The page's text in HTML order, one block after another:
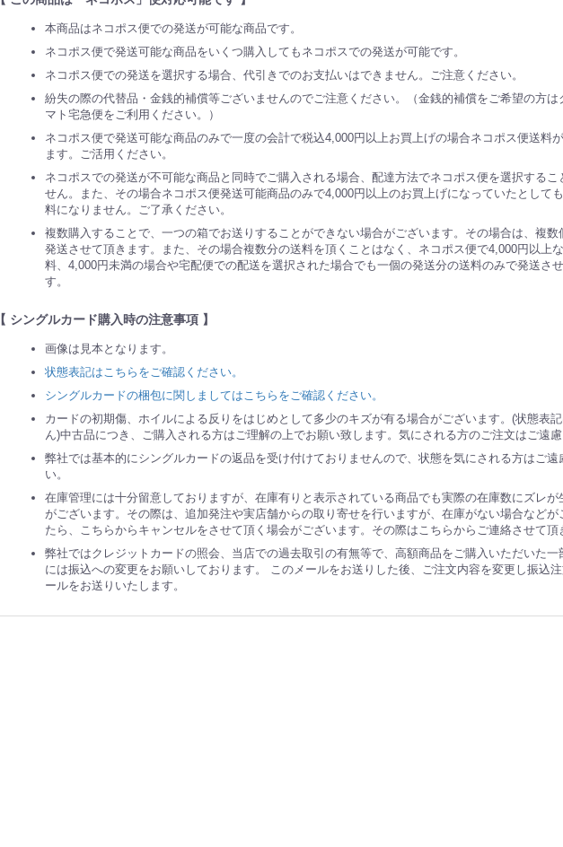
本商品はネコポス便での発送が可能な商品です。
ネコポス便で発送可能な商品をいくつ購入してもネコポスでの発送が可能です。
ネコポス便での発送を選択する場合、代引きでのお支払いはできません。ご注意ください。
紛失の際の代替品・金銭的補償等ございませんのでご注意ください。（金銭的補償をご希望の方は
マト宅急便をご利用ください。）
ネコポス便で発送可能な商品のみで一度の会計で税込4,000円以上お買上げの場合ネコポス便送料
ます。ご活用ください。
ネコポスでの発送が不可能な商品と同時でご購入される場合、配達方法でネコポス便を選択するこ
せん。また、その場合ネコポス便発送可能商品のみで4,000円以上のお買上げになっていたとして
料になりません。ご了承ください。
複数購入することで、一つの箱でお送りすることができない場合がございます。その場合は、複数
発送させて頂きます。また、その場合複数分の送料を頂くことはなく、ネコポス便で4,000円以上
料、4,000円未満の場合や宅配便での配送を選択された場合でも一個の発送分の送料のみで発送さ
す。
【 シングルカード購入時の注意事項 】
画像は見本となります。
状態表記はこちらをご確認ください。
シングルカードの梱包に関しましてはこちらをご確認ください。
カードの初期傷、ホイルによる反りをはじめとして多少のキズが有る場合がございます。(状態表
ん)中古品につき、ご購入される方はご理解の上でお願い致します。気にされる方のご注文はご遠慮
弊社では基本的にシングルカードの返品を受け付けておりませんので、状態を気にされる方はご遠
い。
在庫管理には十分留意しておりますが、在庫有りと表示されている商品でも実際の在庫数にズレが
がございます。その際は、追加発注や実店舗からの取り寄せを行いますが、在庫がない場合などが
たら、こちらからキャンセルをさせて頂く場会がございます。その際はこちらからご連絡させて頂
弊社ではクレジットカードの照会、当店での過去取引の有無等で、高額商品をご購入いただいた一
には振込への変更をお願いしております。 このメールをお送りした後、ご注文内容を変更し振込
ールをお送りいたします。